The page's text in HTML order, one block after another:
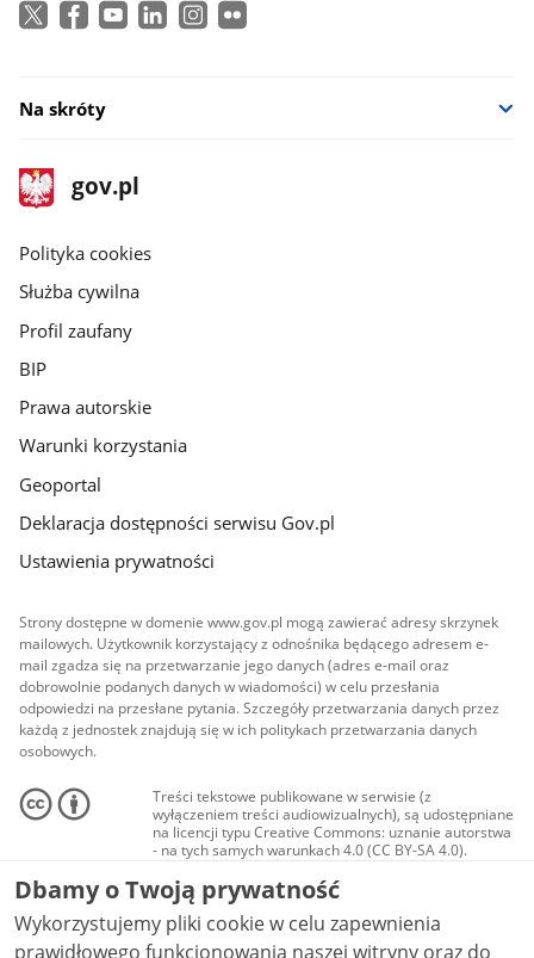
Na skróty
stopka
gov.pl
Strona
gov.pl
gov.pl
Polityka cookies
Służba cywilna
Profil zaufany
BIP
Prawa autorskie
Warunki korzystania
Geoportal
Deklaracja dostępności serwisu Gov.pl
Ustawienia prywatności
Strony dostępne w domenie www.gov.pl mogą zawierać adresy skrzynek
mailowych. Użytkownik korzystający z odnośnika będącego adresem e-
mail zgadza się na przetwarzanie jego danych (adres e-mail oraz
dobrowolnie podanych danych w wiadomości) w celu przesłania
odpowiedzi na przesłane pytania. Szczegóły przetwarzania danych przez
każdą z jednostek znajdują się w ich politykach przetwarzania danych
osobowych.
Treści tekstowe publikowane w serwisie (z
wyłączeniem treści audiowizualnych), są udostępniane
na licencji typu Creative Commons: uznanie autorstwa
- na tych samych warunkach 4.0 (CC BY-SA 4.0).
Materiały audiowizualne, w tym zdjęcia, materiały
audio i wideo, są udostępniane na licencji typu
Creative Commons: uznanie autorstwa użycie
niekomercyjne - bez utworów zależnych 4.0 (CC BY-
NC-ND 4.0), o ile nie jest to stwierdzone inaczej.
Dbamy o Twoją prywatność
Wykorzystujemy pliki cookie w celu zapewnienia
prawidłowego funkcjonowania naszej witryny oraz do